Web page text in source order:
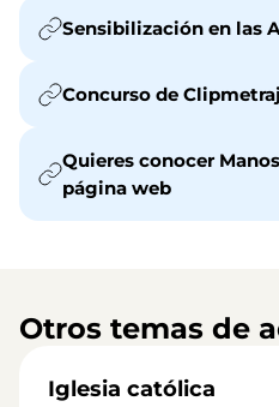
Sensibilización en las
Concurso de
Quieres conocer
página web
Otros temas de
Iglesia católica